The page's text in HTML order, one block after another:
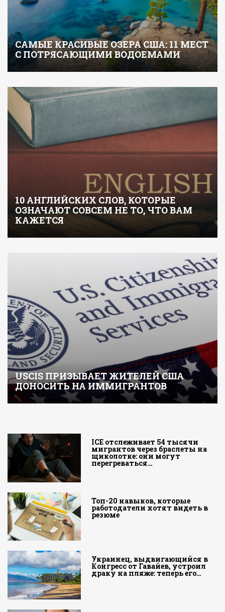
САМЫЕ КРАСИВЫЕ ОЗЕРА США: 11 МЕСТ
С ПОТРЯСАЮЩИМИ ВОДОЕМАМИ
10 АНГЛИЙСКИХ СЛОВ, КОТОРЫЕ
ОЗНАЧАЮТ СОВСЕМ НЕ ТО, ЧТО ВАМ
КАЖЕТСЯ
USCIS ПРИЗЫВАЕТ ЖИТЕЛЕЙ США
ДОНОСИТЬ НА ИММИГРАНТОВ
ICE отслеживает 54 тысячи
мигрантов через браслеты на
щиколотке: они могут
перегреваться…
Топ-20 навыков, которые
работодатели хотят видеть в
резюме
Украинец, выдвигающийся в
Конгресс от Гавайев, устроил
драку на пляже: теперь его…